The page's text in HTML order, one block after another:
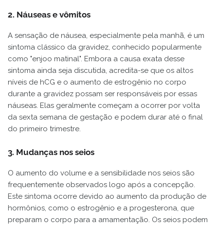
2. Náuseas e vômitos
A sensação de náusea, especialmente pela manhã, é um
sintoma clássico da gravidez, conhecido popularmente
como "enjoo matinal". Embora a causa exata desse
sintoma ainda seja discutida, acredita-se que os altos
níveis de hCG e o aumento de estrogênio no corpo
durante a gravidez possam ser responsáveis por essas
náuseas. Elas geralmente começam a ocorrer por volta
da sexta semana de gestação e podem durar até o final
do primeiro trimestre.
3. Mudanças nos seios
O aumento do volume e a sensibilidade nos seios são
frequentemente observados logo após a concepção.
Este sintoma ocorre devido ao aumento da produção de
hormônios, como o estrogênio e a progesterona, que
preparam o corpo para a amamentação. Os seios podem